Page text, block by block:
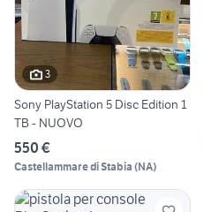
3
Sony PlayStation 5 Disc Edition 1
TB - NUOVO
550 €
Castellammare di Stabia (NA)